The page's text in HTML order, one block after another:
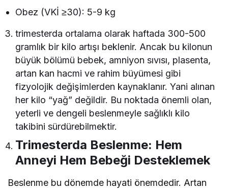
Obez (VKİ ≥30): 5-9 kg
trimesterda ortalama olarak haftada 300-500
gramlık bir kilo artışı beklenir. Ancak bu kilonun
büyük bölümü bebek, amniyon sıvısı, plasenta,
artan kan hacmi ve rahim büyümesi gibi
fizyolojik değişimlerden kaynaklanır. Yani alınan
her kilo “yağ” değildir. Bu noktada önemli olan,
yeterli ve dengeli beslenmeyle sağlıklı kilo
takibini sürdürebilmektir.
Trimesterda Beslenme: Hem
Anneyi Hem Bebeği Desteklemek
Beslenme bu dönemde hayati önemdedir. Artan